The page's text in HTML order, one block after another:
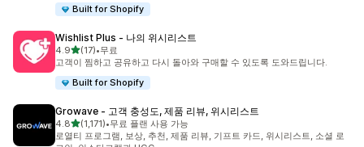
Built for Shopify
Wishlist Plus ‑ 나의 위시리스트
4.9별 5개 중
(17)
총 리뷰 17개
•무료
고객이 찜하고 공유하고 다시 돌아와 구매할 수 있도록 도와드립니다.
Built for Shopify
Growave ‑ 고객 충성도, 제품 리뷰, 위시리스트
4.8별 5개 중
(1,171)
총 리뷰 1171개
•무료 플랜 사용 가능
로열티 프로그램, 보상, 추천, 제품 리뷰, 기프트 카드, 위시리스트, 소셜 로